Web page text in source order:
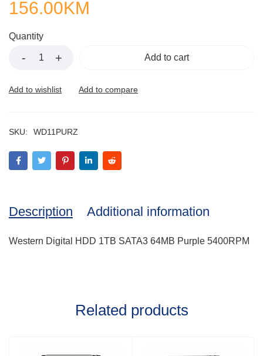
156.00KM
Quantity
Add to cart
SKU: WD11PURZ
Description Additional information
Western Digital HDD 1TB SATA3 64MB Purple 5400RPM
Related products